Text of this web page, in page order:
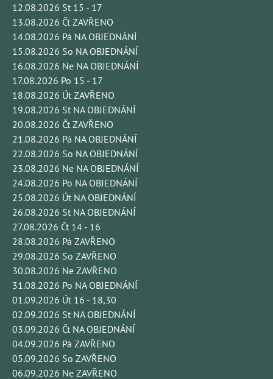
12.08.2026 St 15 - 17
13.08.2026 Čt ZAVŘENO
14.08.2026 Pá NA OBJEDNÁNÍ
15.08.2026 So NA OBJEDNÁNÍ
16.08.2026 Ne NA OBJEDNÁNÍ
17.08.2026 Po 15 - 17
18.08.2026 Út ZAVŘENO
19.08.2026 St NA OBJEDNÁNÍ
20.08.2026 Čt ZAVŘENO
21.08.2026 Pá NA OBJEDNÁNÍ
22.08.2026 So NA OBJEDNÁNÍ
23.08.2026 Ne NA OBJEDNÁNÍ
24.08.2026 Po NA OBJEDNÁNÍ
25.08.2026 Út NA OBJEDNÁNÍ
26.08.2026 St NA OBJEDNÁNÍ
27.08.2026 Čt 14 - 16
28.08.2026 Pá ZAVŘENO
29.08.2026 So ZAVŘENO
30.08.2026 Ne ZAVŘENO
31.08.2026 Po NA OBJEDNÁNÍ
01.09.2026 Út 16 - 18,30
02.09.2026 St NA OBJEDNÁNÍ
03.09.2026 Čt NA OBJEDNÁNÍ
04.09.2026 Pá ZAVŘENO
05.09.2026 So ZAVŘENO
06.09.2026 Ne ZAVŘENO